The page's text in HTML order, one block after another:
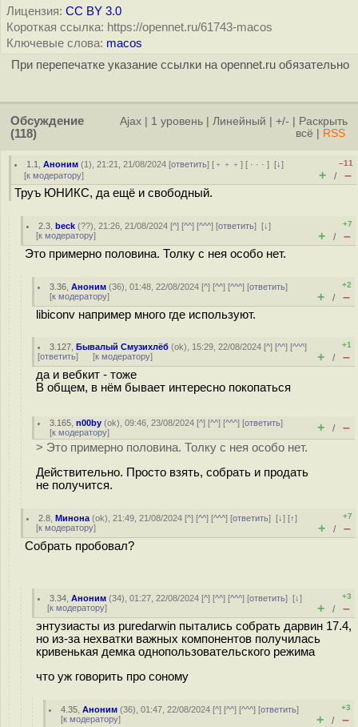
Лицензия: CC BY 3.0
Короткая ссылка: https://opennet.ru/61743-macos
Ключевые слова: macos
При перепечатке указание ссылки на opennet.ru обязательно
Обсуждение
(118)
Ajax 1 уровень Линейный +/-
Раскрыть
всё
RSS
1.1 ,Аноним (1), 21:21, 21/08/2024 [ответить] [ ﹢﹢﹢] [ · · ·][↓]
[к модератору]
–11
+ / –
Труъ ЮНИКС, да ещё и свободный.
2.3 ,beck (??), 21:26, 21/08/2024 [^] [^^] [^^^] [ответить][↓]
[к модератору]
+7
+ / –
Это примерно половина. Толку с нея особо нет.
3.36 ,Аноним (36), 01:48, 22/08/2024 [^] [^^] [^^^] [ответить]
[к модератору]
+2
+ / –
libiconv например много где используют.
3.127 ,Бывалый Смузихлёб (ok), 15:29, 22/08/2024 [^] [^^] [^^^]
[ответить] [к модератору]
+1
+ / –
да и вебкит - тоже
В общем, в нём бывает интересно покопаться
3.165 ,n00by (ok), 09:46, 23/08/2024 [^] [^^] [^^^] [ответить]
[к модератору] + / –
> Это примерно половина. Толку с нея особо нет.
Действительно. Просто взять, собрать и продать
не получится.
2.8 ,Минона (ok), 21:49, 21/08/2024 [^] [^^] [^^^] [ответить][↓] [↑]
[к модератору]
+7
+ / –
Собрать пробовал?
3.34 ,Аноним (34), 01:27, 22/08/2024 [^] [^^] [^^^] [ответить][↓]
[к модератору]
+3
+ / –
энтузиасты из puredarwin пытались собрать дарвин 17.4,
но из-за нехватки важных компонентов получилась
кривенькая демка однопользовательского режима
что уж говорить про соному
4.35 ,Аноним (36), 01:47, 22/08/2024 [^] [^^] [^^^] [ответить]
[к модератору]
+3
+ / –